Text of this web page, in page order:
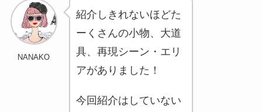
NANAKO
紹介しきれないほどた
ーくさんの小物、大道
具、再現シーン・エリ
アがありました！
今回紹介はしていない